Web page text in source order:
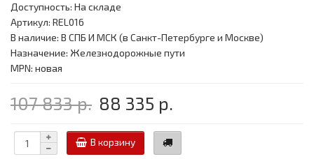
Доступность: На складе
Артикул: REL016
В наличие: В СПБ И МСК (в Санкт-Петербурге и Москве)
Назначение: Железнодорожные пути
MPN: новая
107 833 р. 88 335 р.
В корзину